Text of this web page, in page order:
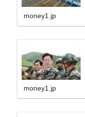
money1.jp
money1.jp